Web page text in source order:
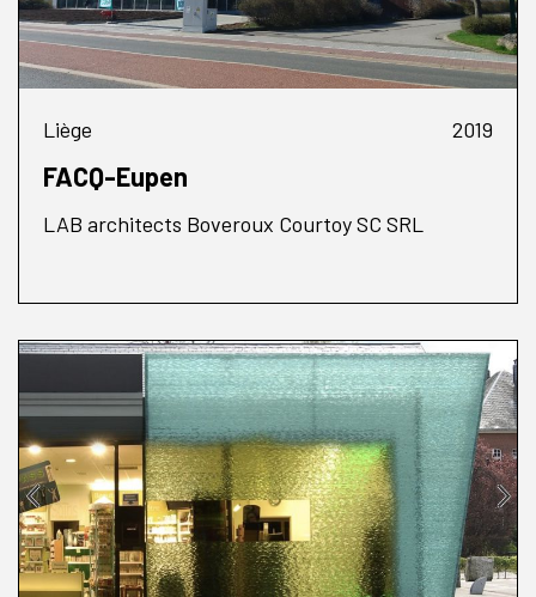
Liège 2019
FACQ-Eupen
LAB architects Boveroux Courtoy SC SRL